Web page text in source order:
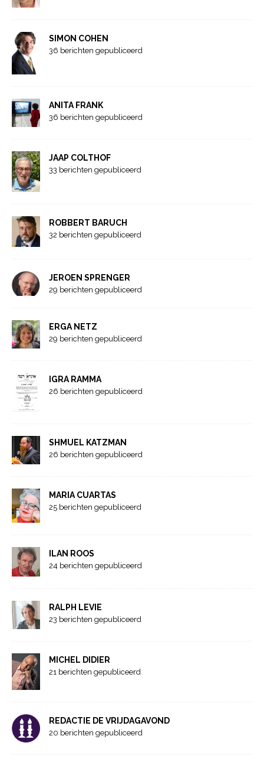
SIMON COHEN
36 berichten gepubliceerd
ANITA FRANK
36 berichten gepubliceerd
JAAP COLTHOF
33 berichten gepubliceerd
ROBBERT BARUCH
32 berichten gepubliceerd
JEROEN SPRENGER
29 berichten gepubliceerd
ERGA NETZ
29 berichten gepubliceerd
IGRA RAMMA
26 berichten gepubliceerd
SHMUEL KATZMAN
26 berichten gepubliceerd
MARIA CUARTAS
25 berichten gepubliceerd
ILAN ROOS
24 berichten gepubliceerd
RALPH LEVIE
23 berichten gepubliceerd
MICHEL DIDIER
21 berichten gepubliceerd
REDACTIE DE VRIJDAGAVOND
20 berichten gepubliceerd